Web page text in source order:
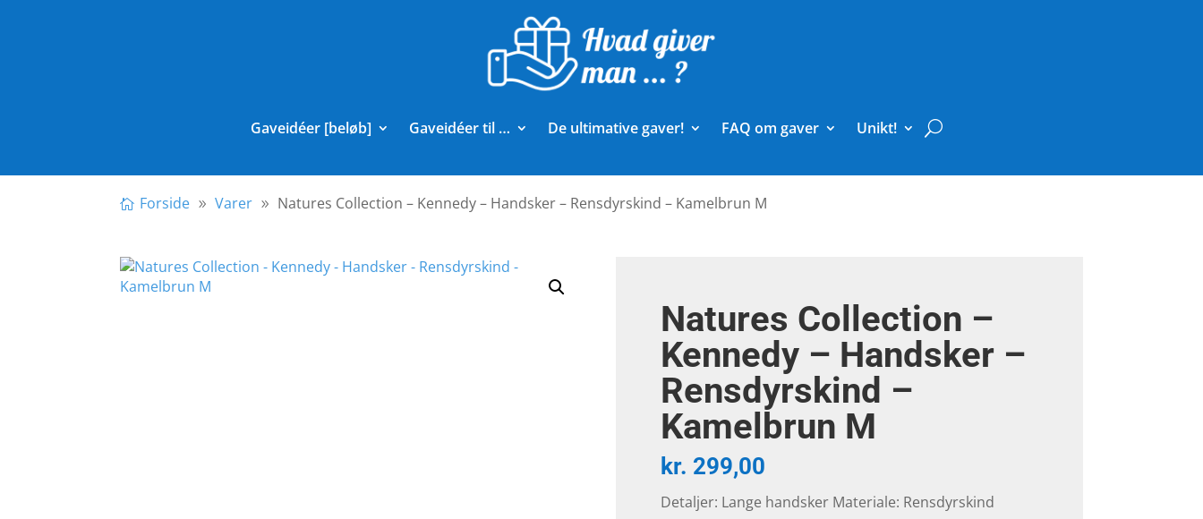
Gaveidéer [beløb] Gaveidéer til … De ultimative gaver! FAQ om gaver Unikt!
Forside Varer Natures Collection – Kennedy – Handsker – Rensdyrskind – Kamelbrun M
Natures Collection –
Kennedy – Handsker –
Rensdyrskind –
Kamelbrun M
kr. 299,00
Detaljer: Lange handsker Materiale: Rensdyrskind